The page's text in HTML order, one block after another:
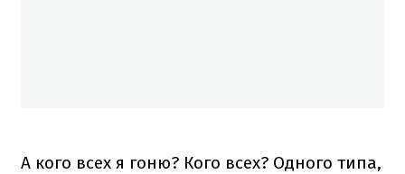
А кого всех я гоню? Кого всех? Одного типа,